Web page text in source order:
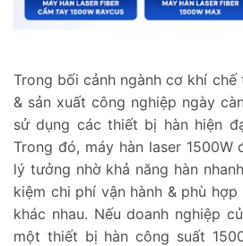
Trong bối cảnh ngành cơ khí
& sản xuất công nghiệp ngày
sử dụng các thiết bị hàn hiện
Trong đó, máy hàn laser 1500W
lý tưởng nhờ khả năng hàn
kiệm chi phí vận hành & phù
khác nhau. Nếu doanh nghiệp
một thiết bị hàn công suất